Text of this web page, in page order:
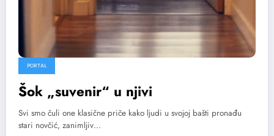
PORTAL
Šok „suvenir“ u njivi
Svi smo čuli one klasične priče kako ljudi u svojoj bašti pronađu
stari novčić, zanimljiv…